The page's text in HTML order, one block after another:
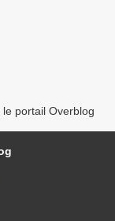
portail Overblog